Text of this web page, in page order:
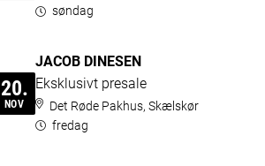
søndag
20.
NOV
JACOB DINESEN
Eksklusivt presale
Det Røde Pakhus, Skælskør
fredag